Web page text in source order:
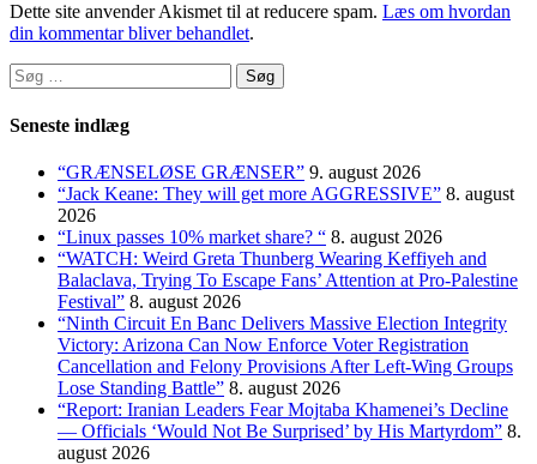
Dette site anvender Akismet til at reducere spam. Læs om hvordan
din kommentar bliver behandlet.
Søg
efter:
Seneste indlæg
“GRÆNSELØSE GRÆNSER” 9. august 2026
“Jack Keane: They will get more AGGRESSIVE” 8. august
2026
“Linux passes 10% market share? “ 8. august 2026
“WATCH: Weird Greta Thunberg Wearing Keffiyeh and
Balaclava, Trying To Escape Fans’ Attention at Pro-Palestine
Festival” 8. august 2026
“Ninth Circuit En Banc Delivers Massive Election Integrity
Victory: Arizona Can Now Enforce Voter Registration
Cancellation and Felony Provisions After Left-Wing Groups
Lose Standing Battle” 8. august 2026
“Report: Iranian Leaders Fear Mojtaba Khamenei’s Decline
— Officials ‘Would Not Be Surprised’ by His Martyrdom” 8.
august 2026